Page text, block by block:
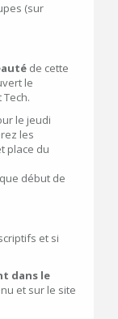
(sur
de cette
le
le jeudi
les
place du
début de
et si
dans le
et sur le site